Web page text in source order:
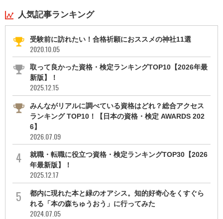
人気記事ランキング
受験前に訪れたい！合格祈願におススメの神社11選
2020.10.05
取って良かった資格・検定ランキングTOP10【2026年最
新版】！
2025.12.15
みんながリアルに調べている資格はどれ？総合アクセス
ランキング TOP10！【日本の資格・検定 AWARDS 202
6】
2026.07.09
就職・転職に役立つ資格・検定ランキングTOP30【2026
年最新版】！
2025.12.17
都内に現れた本と緑のオアシス。知的好奇心をくすぐら
れる「本の森ちゅうおう」に行ってみた
2024.07.05